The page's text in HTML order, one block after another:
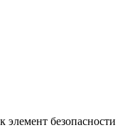
элемент безопасности